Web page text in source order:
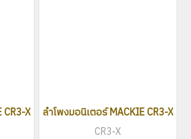
CR3-XBT (Pair) with Bluetooth
ลำโพงมอนิเตอร์ MACKIE CR3-X
CR3-X